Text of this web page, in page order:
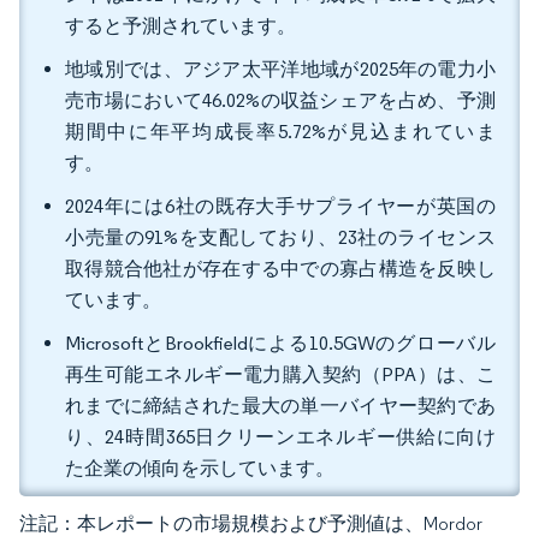
すると予測されています。
地域別では、アジア太平洋地域が2025年の電力小
売市場において46.02%の収益シェアを占め、予測
期間中に年平均成長率5.72%が見込まれていま
す。
2024年には6社の既存大手サプライヤーが英国の
小売量の91%を支配しており、23社のライセンス
取得競合他社が存在する中での寡占構造を反映し
ています。
MicrosoftとBrookfieldによる10.5GWのグローバル
再生可能エネルギー電力購入契約（PPA）は、こ
れまでに締結された最大の単一バイヤー契約であ
り、24時間365日クリーンエネルギー供給に向け
た企業の傾向を示しています。
注記：本レポートの市場規模および予測値は、Mordor